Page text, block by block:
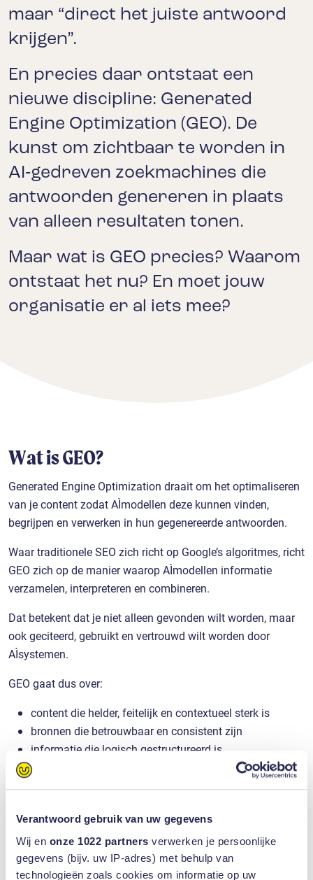
Verantwoord gebruik van uw gegevens
Wij en onze 1022 partners verwerken je persoonlijke
gegevens (bijv. uw IP-adres) met behulp van
technologieën zoals cookies om informatie op uw
maar “direct het juiste antwoord
krijgen”.
En precies daar ontstaat een
nieuwe discipline: Generated
Engine Optimization (GEO). De
kunst om zichtbaar te worden in
AI‑gedreven zoekmachines die
antwoorden genereren in plaats
van alleen resultaten tonen.
Maar wat is GEO precies? Waarom
ontstaat het nu? En moet jouw
organisatie er al iets mee?
Wat is GEO?
Generated Engine Optimization draait om het optimaliseren
van je content zodat AI‑modellen deze kunnen vinden,
begrijpen en verwerken in hun gegenereerde antwoorden.
Waar traditionele SEO zich richt op Google’s algoritmes, richt
GEO zich op de manier waarop AI‑modellen informatie
verzamelen, interpreteren en combineren.
Dat betekent dat je niet alleen gevonden wilt worden, maar
ook geciteerd, gebruikt en vertrouwd wilt worden door
AI‑systemen.
GEO gaat dus over:
content die helder, feitelijk en contextueel sterk is
bronnen die betrouwbaar en consistent zijn
informatie die logisch gestructureerd is
expertise die duidelijk naar voren komt
Hoe beter jouw content aansluit op die datastromen, hoe
antwoorden verschijnt.